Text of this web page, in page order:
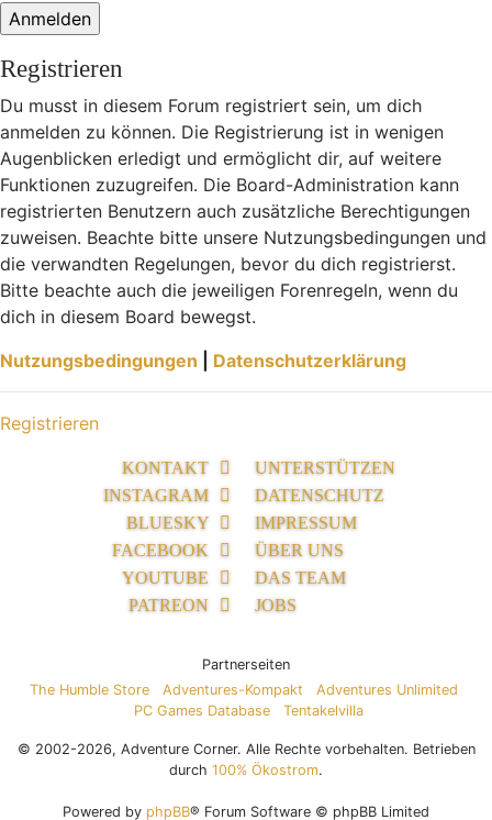
Registrieren
Du musst in diesem Forum registriert sein, um dich
anmelden zu können. Die Registrierung ist in wenigen
Augenblicken erledigt und ermöglicht dir, auf weitere
Funktionen zuzugreifen. Die Board-Administration kann
registrierten Benutzern auch zusätzliche Berechtigungen
zuweisen. Beachte bitte unsere Nutzungsbedingungen und
die verwandten Regelungen, bevor du dich registrierst.
Bitte beachte auch die jeweiligen Forenregeln, wenn du
dich in diesem Board bewegst.
Nutzungsbedingungen
Datenschutzerklärung
Registrieren
KONTAKT
INSTAGRAM
BLUESKY
FACEBOOK
YOUTUBE
PATREON
UNTERSTÜTZEN
DATENSCHUTZ
IMPRESSUM
ÜBER UNS
DAS TEAM
JOBS
Partnerseiten
The Humble Store
Adventures-Kompakt
Adventures Unlimited
PC Games Database
Tentakelvilla
© 2002-2026, Adventure Corner. Alle Rechte vorbehalten. Betrieben
durch 100% Ökostrom.
Powered by phpBB® Forum Software © phpBB Limited